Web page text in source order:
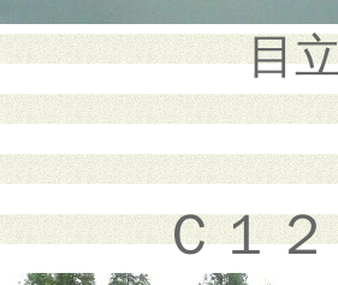
目
Ｃ１